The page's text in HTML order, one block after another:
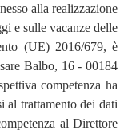
alla realizzazione
e sulle vacanze delle
(UE) 2016/679, è
Balbo, 16 - 00184
competenza ha
al trattamento dei dati
al Direttore